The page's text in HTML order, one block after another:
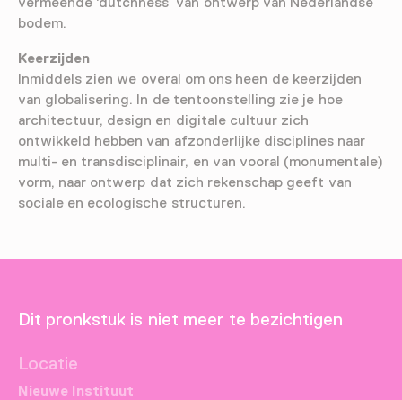
bodem.
Keerzijden
Inmiddels zien we overal om ons heen de keerzijden
van globalisering. In de tentoonstelling zie je hoe
architectuur, design en digitale cultuur zich
ontwikkeld hebben van afzonderlijke disciplines naar
multi- en transdisciplinair, en van vooral (monumentale)
vorm, naar ontwerp dat zich rekenschap geeft van
sociale en ecologische structuren.
Dit pronkstuk is niet meer te bezichtigen
Locatie
Nieuwe Instituut